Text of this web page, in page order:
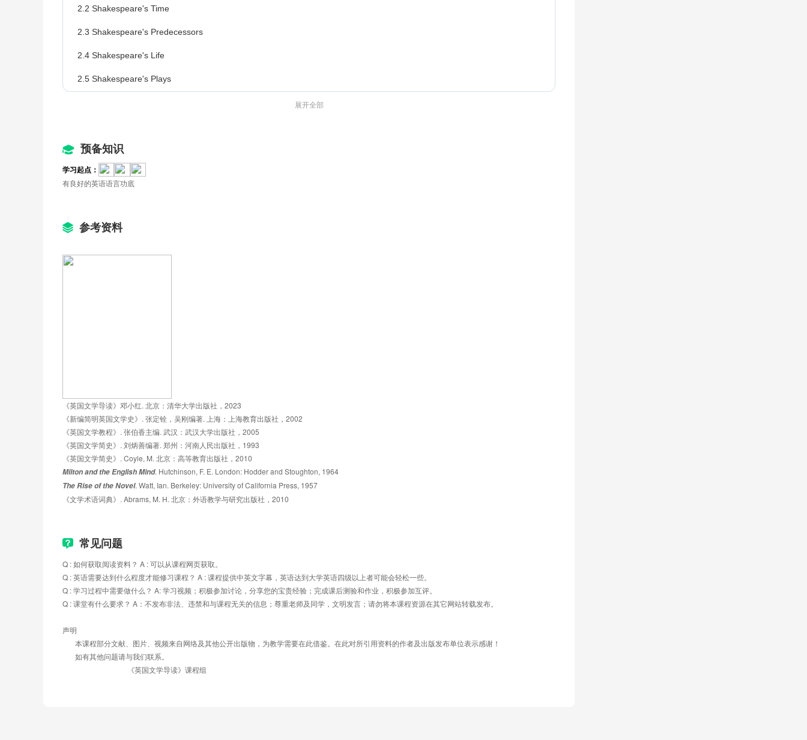
2.2 Shakespeare's Time
2.3 Shakespeare's Predecessors
2.4 Shakespeare's Life
2.5 Shakespeare's Plays
2.8 Love and Friendship in The Merchant of Venice
2.9 Shylock
3.6 Alexander Pope
3.7 An Essay on Criticism
Novels in the 18th Century
课时目标：
了解小说的起源，18世纪英国小说的特点和重要代表作家；学会分析《鲁滨逊漂流记》、《帕米拉》和《弃儿汤姆·琼斯的历
4.1 The Rise of Novel
4.2 Social Background of the 18th Century
4.3 Features and "Fathers"
4.6 A Close Reading of Chapter 4 of Robinson Crusoe
展开全部
预备知识
学习起点：
有良好的英语语言功底
参考资料
《英国文学导读》邓小红. 北京：清华大学出版社，2023
《新编简明英国文学史》. 张定铨，吴刚编著. 上海：上海教育出版社，2002
《英国文学教程》. 张伯香主编. 武汉：武汉大学出版社，2005
《英国文学简史》. 刘炳善编著. 郑州：河南人民出版社，1993
《英国文学简史》. Coyle, M. 北京：高等教育出版社，2010
Milton and the English Mind. Hutchinson, F. E. London: Hodder and Stoughton, 1964
The Rise of the Novel. Watt, Ian. Berkeley: University of California Press, 1957
《文学术语词典》. Abrams, M. H. 北京：外语教学与研究出版社，2010
常见问题
Q : 如何获取阅读资料？ A : 可以从课程网页获取。
Q : 英语需要达到什么程度才能修习课程？ A : 课程提供中英文字幕，英语达到大学英语四级以上者可能会轻松一些。
Q : 学习过程中需要做什么？ A: 学习视频；积极参加讨论，分享您的宝贵经验；完成课后测验和作业，积极参加互评。
Q : 课堂有什么要求？ A：不发布非法、违禁和与课程无关的信息；尊重老师及同学，文明发言；请勿将本课程资源在其它网站转载发布。
声明
本课程部分文献、图片、视频来自网络及其他公开出版物，为教学需要在此借鉴。在此对所引用资料的作者及出版发布单位表示感谢！
如有其他问题请与我们联系。
《英国文学导读》课程组